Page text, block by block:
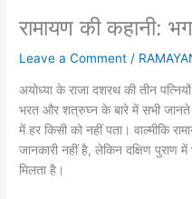
रामायण की कहानी:
Leave a Comment /
अयोध्या के राजा दशरथ की तीन
भरत और शत्रुघ्न के बारे में सभी जानते
में हर किसी को नहीं पता। वाल्मीकि
जानकारी नहीं है, लेकिन दक्षिण पुराण
मिलता है।